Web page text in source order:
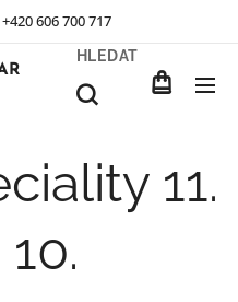
606 700 717
HLEDAT
11.
10.